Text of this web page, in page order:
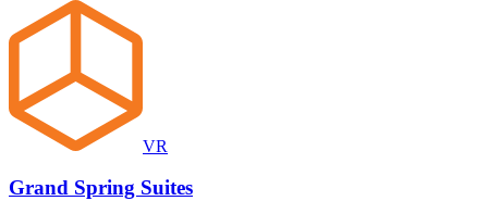
VR
Grand Spring Suites